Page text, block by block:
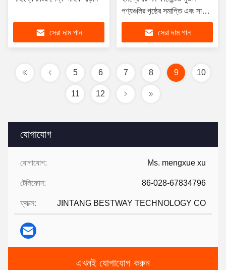
যোগাযোগ
যোগাযোগ: Ms. mengxue xu
টেলিফোন: 86-028-67834796
ফ্যাক্স: JINTANG BESTWAY TECHNOLOGY CO
এখনই যোগাযোগ করুন
সেরা দাম পান
পণ্যগুলির পৃষ্ঠের সমাপ্তি এবং সাদা
হওয়ার গোপনীয়তা
সেরা দাম পান
5 6 7 8 9 10
11 12